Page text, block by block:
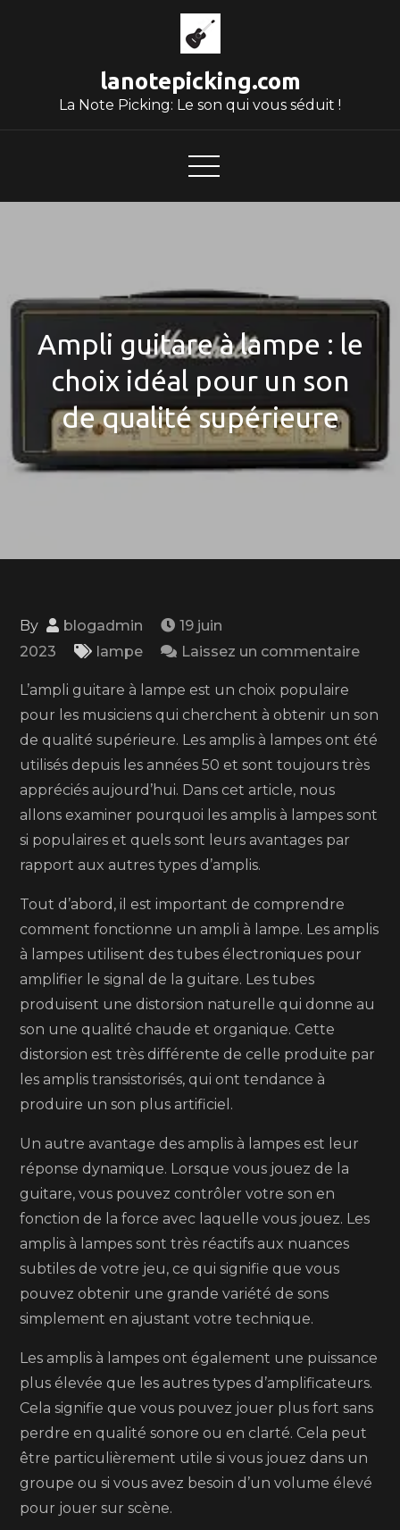
lanotepicking.com
La Note Picking: Le son qui vous séduit !
Ampli guitare à lampe : le
choix idéal pour un son
de qualité supérieure
By blogadmin
19 juin
2023
lampe Laissez un commentaireon
à
:
choix
son
de
L’ampli guitare à lampe est un choix populaire
pour les musiciens qui cherchent à obtenir un son
de qualité supérieure. Les amplis à lampes ont été
utilisés depuis les années 50 et sont toujours très
appréciés aujourd’hui. Dans cet article, nous
allons examiner pourquoi les amplis à lampes sont
si populaires et quels sont leurs avantages par
rapport aux autres types d’amplis.
Tout d’abord, il est important de comprendre
comment fonctionne un ampli à lampe. Les amplis
à lampes utilisent des tubes électroniques pour
amplifier le signal de la guitare. Les tubes
produisent une distorsion naturelle qui donne au
son une qualité chaude et organique. Cette
distorsion est très différente de celle produite par
les amplis transistorisés, qui ont tendance à
produire un son plus artificiel.
Un autre avantage des amplis à lampes est leur
réponse dynamique. Lorsque vous jouez de la
guitare, vous pouvez contrôler votre son en
fonction de la force avec laquelle vous jouez. Les
amplis à lampes sont très réactifs aux nuances
subtiles de votre jeu, ce qui signifie que vous
pouvez obtenir une grande variété de sons
simplement en ajustant votre technique.
Les amplis à lampes ont également une puissance
plus élevée que les autres types d’amplificateurs.
Cela signifie que vous pouvez jouer plus fort sans
perdre en qualité sonore ou en clarté. Cela peut
être particulièrement utile si vous jouez dans un
groupe ou si vous avez besoin d’un volume élevé
pour jouer sur scène.